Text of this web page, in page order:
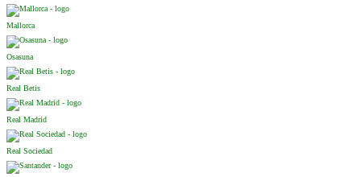
Mallorca
Osasuna
Real Betis
Real Madrid
Real Sociedad